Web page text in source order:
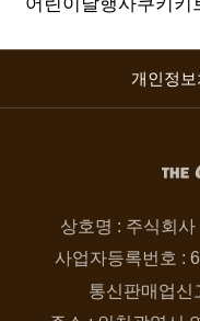
개인정
상호명 : 주식회사
사업자등록번호 :
통신판매업신